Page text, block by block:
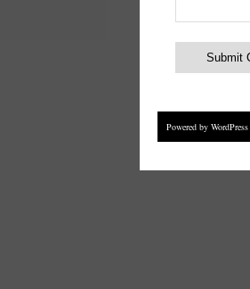
Powered by WordPress